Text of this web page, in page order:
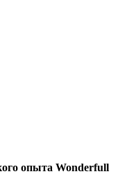
опыта Wonderfull